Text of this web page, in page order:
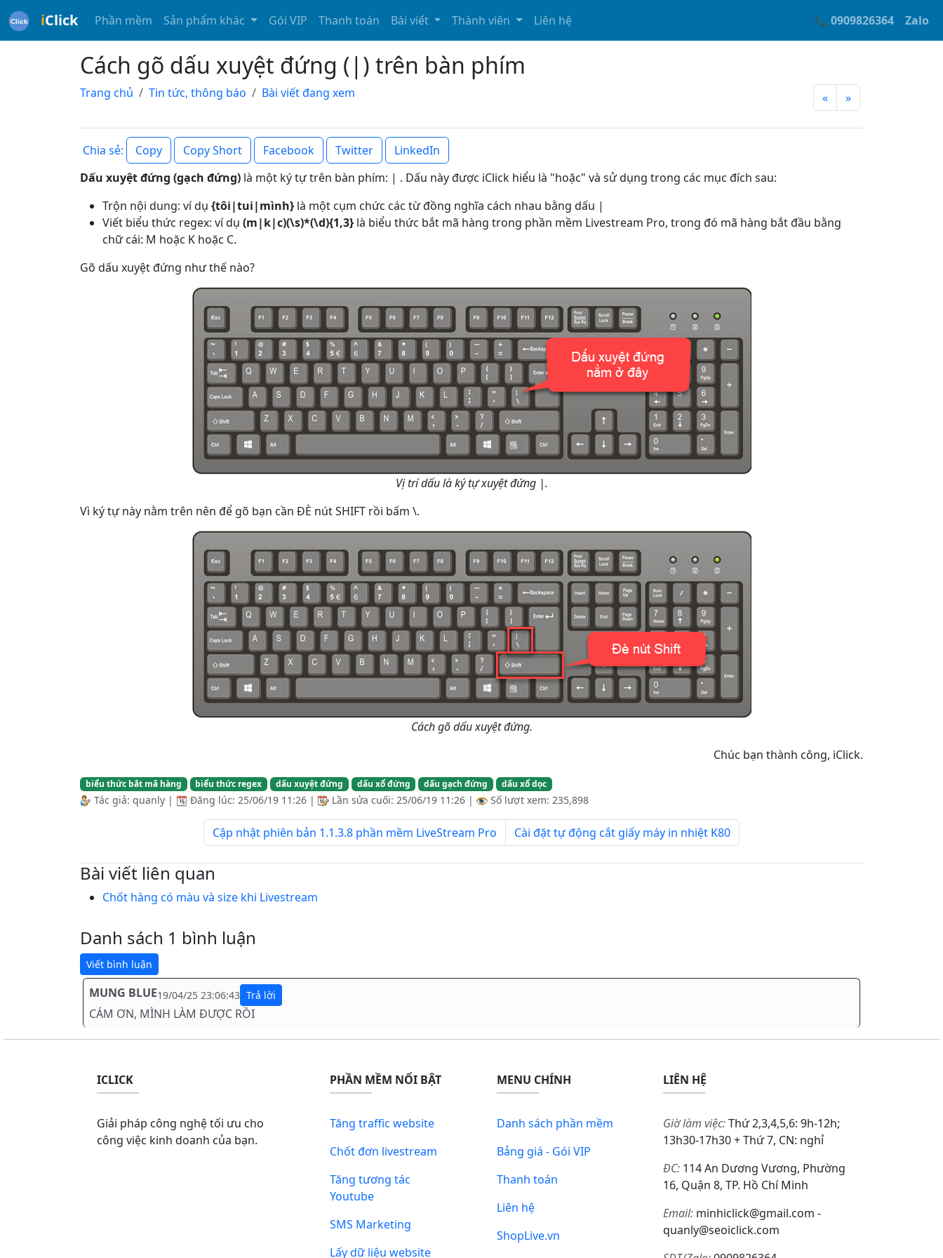
iClick Phần mềm Sản phẩm khác Gói VIP Thanh toán Bài viết Thành viên Liên hệ 📞 0909826364 Zalo
Cách gõ dấu xuyệt đứng (|) trên bàn phím
Trang chủ Tin tức, thông báo Bài viết đang xem « »
Chia sẻ: Copy Copy Short Facebook Twitter
LinkedIn
Dấu xuyệt đứng (gạch đứng) là một ký tự trên bàn phím: | . Dấu này được iClick hiểu là "hoặc" và sử dụng trong các mục đích sau:
Trộn nội dung: ví dụ {tôi|tui|mình} là một cụm chức các từ đồng nghĩa cách nhau bằng dấu |
Viết biểu thức regex: ví dụ (m|k|c)(\s)*(\d){1,3} là biểu thức bắt mã hàng trong phần mềm Livestream Pro, trong đó mã hàng bắt đầu bằng
chữ cái: M hoặc K hoặc C.
Gõ dấu xuyệt đứng như thế nào?
Vị trí dấu là ký tự xuyệt đứng |.
Vì ký tự này nằm trên nên để gõ bạn cần ĐÈ nút SHIFT rồi bấm \.
Cách gõ dấu xuyệt đứng.
Chúc bạn thành công, iClick.
biểu thức bắt mã hàng biểu thức regex dấu xuyệt đứng dấu xổ đứng dấu gạch đứng dấu xổ dọc
Tác giả: quanly | Đăng lúc: 25/06/19 11:26 | Lần sửa cuối: 25/06/19 11:26 | Số lượt xem: 235,898
Cập nhật phiên bản 1.1.3.8 phần mềm LiveStream Pro Cài đặt tự động cắt giấy máy in nhiệt K80
Bài viết liên quan
Chốt hàng có màu và size khi Livestream
Danh sách 1 bình luận
MUNG BLUE19/04/25 23:06:43
CÁM ƠN, MÌNH LÀM ĐƯỢC RỒI
ICLICK
Giải pháp công nghệ tối ưu cho
công việc kinh doanh của bạn.
PHẦN MỀM NỔI BẬT
Tăng traffic website
Chốt đơn livestream
Tăng tương tác
Youtube
SMS Marketing
Lấy dữ liệu website
MENU CHÍNH
Danh sách phần mềm
Bảng giá - Gói VIP
Thanh toán
Liên hệ
ShopLive.vn
LIÊN HỆ
Giờ làm việc:Thứ 2,3,4,5,6: 9h-12h;
13h30-17h30 + Thứ 7, CN: nghỉ
ĐC: 114 An Dương Vương, Phường
16, Quận 8, TP. Hồ Chí Minh
Email: minhiclick@gmail.com -
quanly@seoiclick.com